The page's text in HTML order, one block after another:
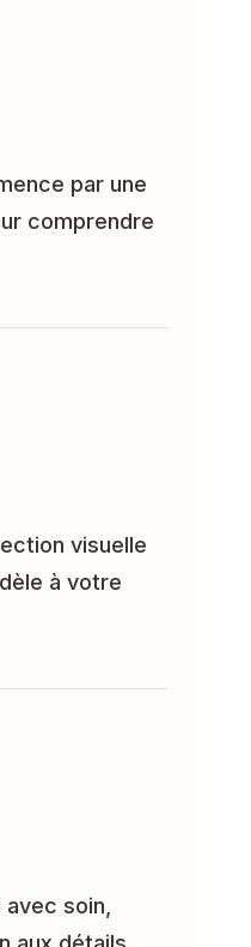
par une
comprendre
visuelle
à votre
soin,